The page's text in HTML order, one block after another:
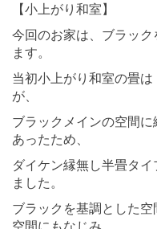
【小上がり和室】
今回のお家は、ブラッ
ます。
当初小上がり和室の畳
が、
ブラックメインの空間
あったため、
ダイケン縁無し半畳タ
ました。
ブラックを基調とした